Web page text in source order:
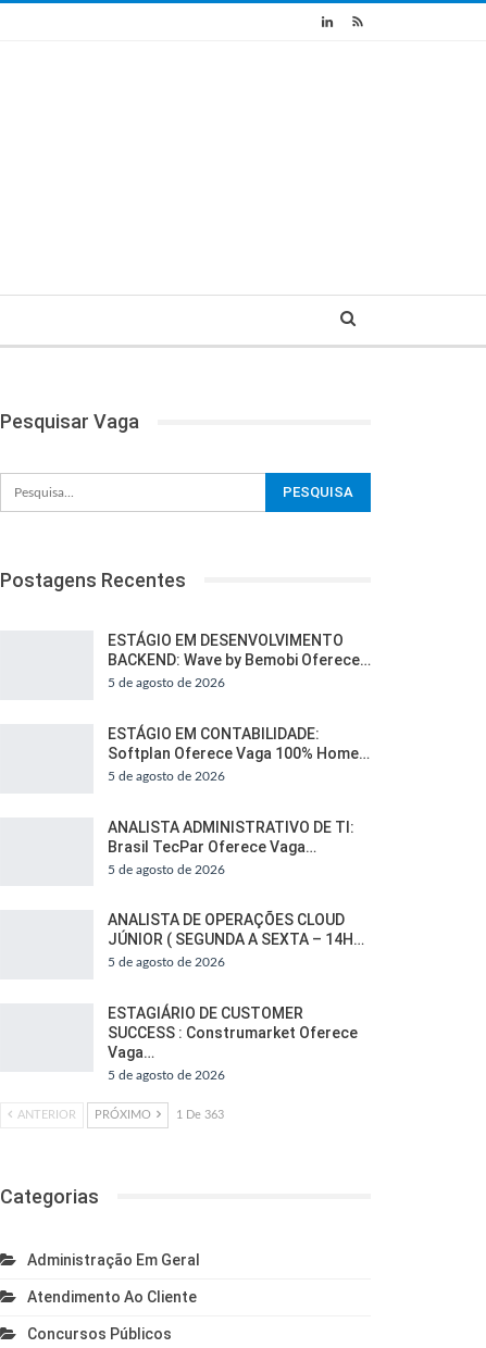
Pesquisar Vaga
Postagens Recentes
ESTÁGIO EM DESENVOLVIMENTO
BACKEND: Wave by Bemobi Oferece…
5 de agosto de 2026
ESTÁGIO EM CONTABILIDADE:
Softplan Oferece Vaga 100% Home…
5 de agosto de 2026
ANALISTA ADMINISTRATIVO DE TI:
Brasil TecPar Oferece Vaga…
5 de agosto de 2026
ANALISTA DE OPERAÇÕES CLOUD
JÚNIOR ( SEGUNDA A SEXTA – 14H…
5 de agosto de 2026
ESTAGIÁRIO DE CUSTOMER
SUCCESS : Construmarket Oferece
Vaga…
5 de agosto de 2026
ANTERIOR PRÓXIMO 1 De 363
Categorias
Administração Em Geral
Atendimento Ao Cliente
Concursos Públicos